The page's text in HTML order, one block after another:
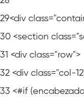
29<div
30 <section
31 <div class="row">
32 <div class="col-
33 <#if